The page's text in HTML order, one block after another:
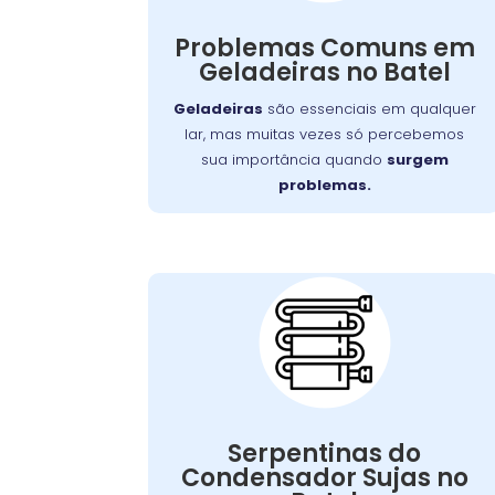
Problemas Comuns em
Geladeiras no Batel
Geladeiras são essenciais em qualquer
lar, mas muitas vezes só percebemos
sua importância quando surgem
problemas.
significativo. Felizmente, a
Wandertec
oferece
serviços especializados de
o funcionamento ideal de seus
aparelhos.
Serpentinas do
Condensador Sujas no
Serpentinas do
Condensador
Sujas:
problema
pode ser resolvido com
uma
limpeza regular
, mas se